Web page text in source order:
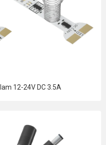
12-24V DC 3.5A